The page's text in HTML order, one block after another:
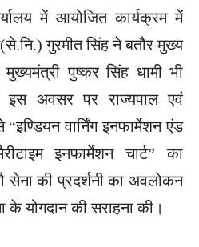
में आयोजित कार्यक्रम में
गुरमीत सिंह ने बतौर मुख्य
पुष्कर सिंह धामी भी
अवसर पर राज्यपाल एवं
वार्निंग इनफार्मेशन एंड
इनफार्मेशन चार्ट” का
सेना की प्रदर्शनी का अवलोकन
के योगदान की सराहना की।